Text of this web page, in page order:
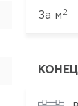
За м2